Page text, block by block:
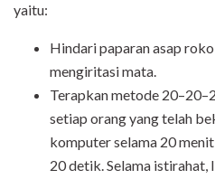
yaitu:
Hindari paparan asap
mengiritasi mata.
Terapkan metode
setiap orang yang telah
komputer selama 20
20 detik. Selama istirahat,